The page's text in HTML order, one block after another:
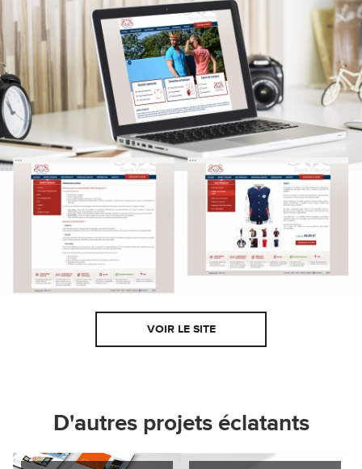
VOIR LE SITE
D'autres projets éclatants